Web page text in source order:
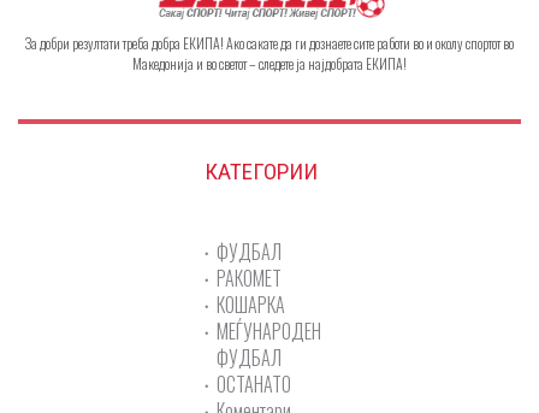
За добри резултати треба добра ЕКИПА! Ако сакате да ги дознаете сите работи во и околу спортот во
Македонија и во светот – следете ја најдобрата ЕКИПА!
КАТЕГОРИИ
ФУДБАЛ
РАКОМЕТ
КОШАРКА
МЕЃУНАРОДЕН
ФУДБАЛ
ОСТАНАТО